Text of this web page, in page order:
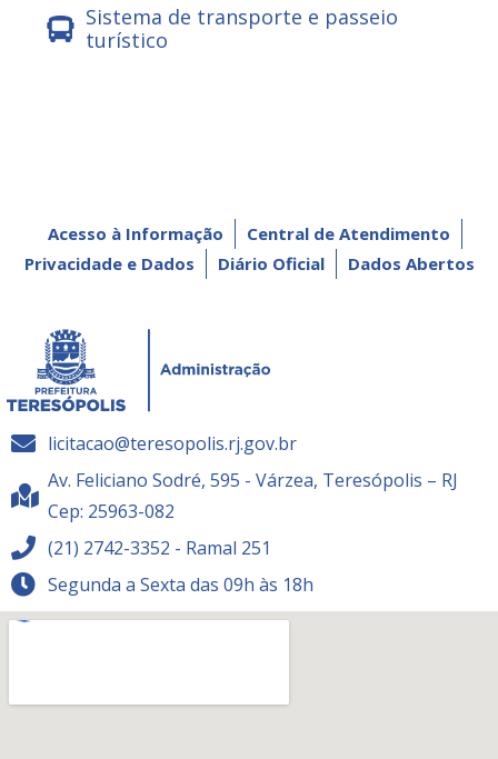
Sistema de transporte e passeio
turístico
Acesso à Informação
Central de Atendimento
Privacidade e Dados
Diário Oficial Dados Abertos
licitacao@teresopolis.rj.gov.br
Av. Feliciano Sodré, 595 - Várzea, Teresópolis – RJ
Cep: 25963-082
(21) 2742-3352 - Ramal 251
Segunda a Sexta das 09h às 18h